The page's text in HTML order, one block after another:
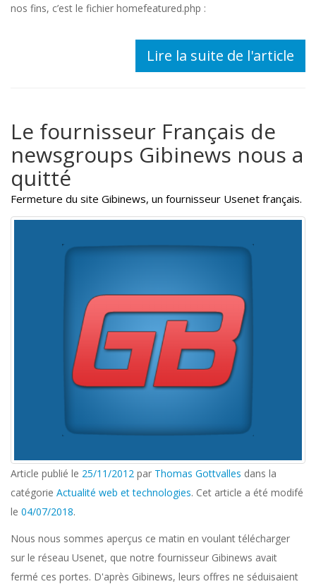
nos fins, c’est le fichier homefeatured.php :
Lire la suite de l'article
Le fournisseur Français de
newsgroups Gibinews nous a
quitté
Fermeture du site Gibinews, un fournisseur Usenet français.
Article publié le 25/11/2012 par Thomas Gottvalles dans la
catégorie Actualité web et technologies. Cet article a été modifé
le 04/07/2018.
Nous nous sommes aperçus ce matin en voulant télécharger
sur le réseau Usenet, que notre fournisseur Gibinews avait
fermé ces portes. D'après Gibinews, leurs offres ne séduisaient